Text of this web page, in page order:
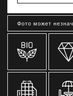
Фото может